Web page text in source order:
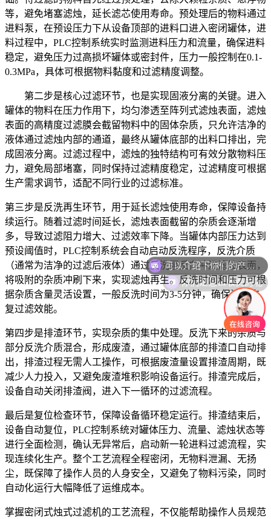
等，避免堵塞滤烛，延长滤芯使用寿命。预处理后的物料通过
进料泵，在预设压力下从设备顶部的进料口进入密闭罐体，进
料过程中，PLC控制系统实时监测进料压力和流量，确保进料
稳定，避免压力过高损坏罐体或密封件，压力一般控制在0.1-
0.3MPa，具体可根据物料黏度和过滤精度调整。
第二步是核心过滤环节，也是实现固液分离的关键。进入
罐体的物料在压力作用下，均匀渗透至阵列式滤烛表面，滤烛
表面的高精度过滤膜会截留物料中的固体杂质，只允许洁净的
液体通过滤烛内部的通道，最终从罐体底部的出料口排出，完
成固液分离。过滤过程中，滤烛的独特结构可有效分散物料压
力，避免局部堵塞，同时保持过滤精度稳定，过滤精度可根据
生产需求调节，适配不同行业的过滤标准。
第三步是反洗再生环节，用于延长滤烛使用寿命，保障设备持
续运行。随着过滤时间延长，滤烛表面截留的杂质会逐渐增
多，导致过滤阻力增大、过滤效率下降。当罐体内部压力达到
预设阈值时，PLC控制系统会自动启动反洗程序，反洗介质
（通常为洁净的过滤后液体）通过反洗泵反向冲洗滤烛表面，
将吸附的杂质冲刷下来，实现滤烛再生。反洗时间和压力可根
据杂质含量灵活设置，一般反洗时间为3-5分钟，确保滤烛恢
复过滤效能。
第四步是排渣环节，实现杂质的集中处理。反洗下来的杂质与
部分反洗介质混合，形成废渣，通过罐体底部的排渣口自动排
出，排渣过程无需人工操作，可根据废渣量设置排渣周期，既
减少人力投入，又避免废渣堆积影响设备运行。排渣完成后，
设备自动关闭排渣阀，进入下一循环的过滤流程。
最后是复位检查环节，保障设备循环稳定运行。排渣结束后，
设备自动复位，PLC控制系统对罐体压力、流量、滤烛状态等
进行全面检测，确认无异常后，启动新一轮进料过滤流程，实
现连续化生产。整个工艺流程全程密闭，无物料泄漏、无扬
尘，既保障了操作人员的人身安全，又避免了物料污染，同时
自动化运行大幅降低了运维成本。
掌握密闭式烛式过滤机的工艺流程，不仅能帮助操作人员规范
可以介绍下你们的产品么
你们是怎么收费的呢